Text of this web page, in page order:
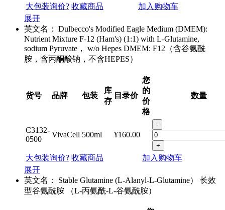
大包装询价? 收藏商品
加入购物车
展开
英文名：
Dulbecco's Modified Eagle Medium (DMEM):
Nutrient Mixture F-12 (Ham's) (1:1) with L-Glutamine,
sodium Pyruvate， w/o Hepes DMEM: F12（含谷氨酰
胺，含丙酮酸钠，不含HEPES）
货号 品牌 包装
库
存
目录价
您
的
价
格
数量
C3132-
0500
VivaCell 500ml ¥160.00
-
+
大包装询价? 收藏商品
加入购物车
展开
英文名：
Stable Glutamine (L-Alanyl-L-Glutamine） 长效
型谷氨酰胺 （L-丙氨酰-L-谷氨酰胺）